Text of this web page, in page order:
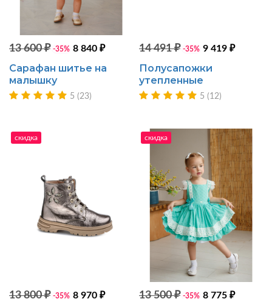
13 600 ₽ -35% 8 840 ₽
Сарафан шитье на
малышку
5 (23)
14 491 ₽ -35% 9 419 ₽
Полусапожки
утепленные
5 (12)
скидка
13 800 ₽ -35% 8 970 ₽
скидка
13 500 ₽ -35% 8 775 ₽